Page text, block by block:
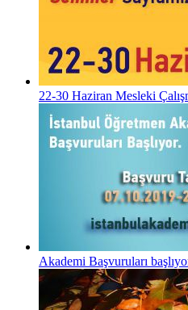
22-30 Haziran Mesleki
Akademi Başvuruları